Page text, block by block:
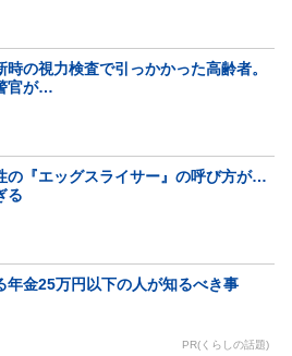
時の視力検査で引っかかった高齢者。
官が…
の『エッグスライサー』の呼び方が…
る
年金25万円以下の人が知るべき事
PR(くらしの話題)